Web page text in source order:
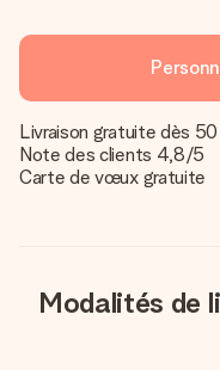
Livraison gratuite dès
Note des clients 4,8/5
Carte de vœux gratuite
Modalités de